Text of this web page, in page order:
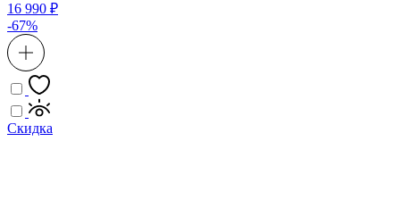
16 990 ₽
-67%
Скидка